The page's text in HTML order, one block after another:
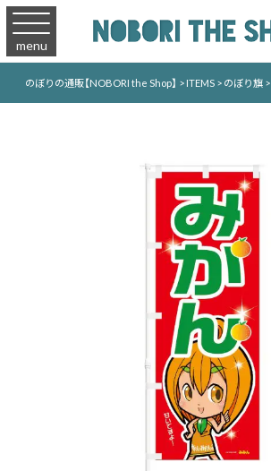
menu
のぼりの通販【NOBORI the Shop】 >ITEMS>のぼり旗>